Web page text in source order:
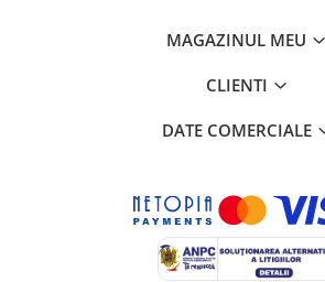
MAGAZINUL MEU
CLIENTI
DATE COMERCIALE